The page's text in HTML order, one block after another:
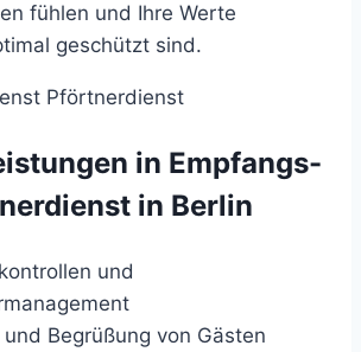
fühlen und Ihre Werte
geschützt sind.
in Empfangs-
in Berlin
und
und Begrüßung von Gästen